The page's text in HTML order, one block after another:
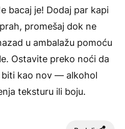
bacaj je! Dodaj par kapi
promešaj dok ne
u ambalažu pomoću
Ostavite preko noći da
biti kao nov — alkohol
teksturu ili boju.